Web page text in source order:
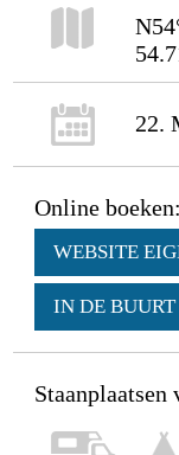
22.
Online boeken:
WEBSITE
IN DE BUURT
Staanplaatsen